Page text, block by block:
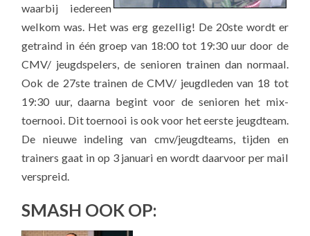
waarbij iedereen
welkom was. Het was erg gezellig! De 20ste wordt er
getraind in één groep van 18:00 tot 19:30 uur door de
CMV/ jeugdspelers, de senioren trainen dan normaal.
Ook de 27ste trainen de CMV/ jeugdleden van 18 tot
19:30 uur, daarna begint voor de senioren het mix-
toernooi. Dit toernooi is ook voor het eerste jeugdteam.
De nieuwe indeling van cmv/jeugdteams, tijden en
trainers gaat in op 3 januari en wordt daarvoor per mail
verspreid.
SMASH OOK OP: